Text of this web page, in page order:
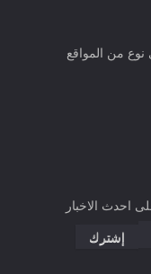
نوع من المواقع
احدث الاخبار